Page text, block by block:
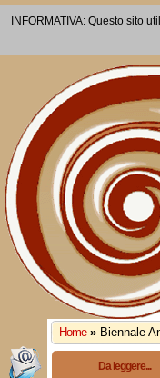
INFORMATIVA: Questo sito
Home » Biennale
Da leggere...